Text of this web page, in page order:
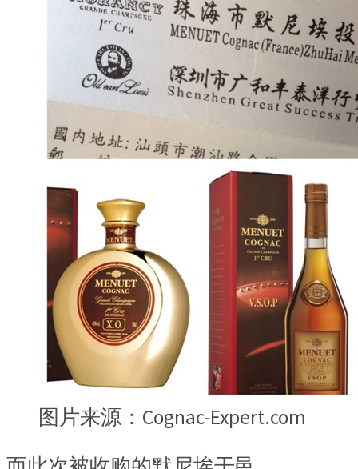
图片来源：Cognac-Expert.com